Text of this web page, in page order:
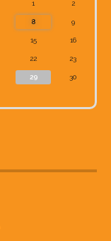
1 2
8 9
15 16
22 23
29 30